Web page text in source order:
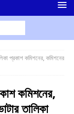
প্রকাশ কমিশনের, কমিশনের
কমিশনের,
তালিকা